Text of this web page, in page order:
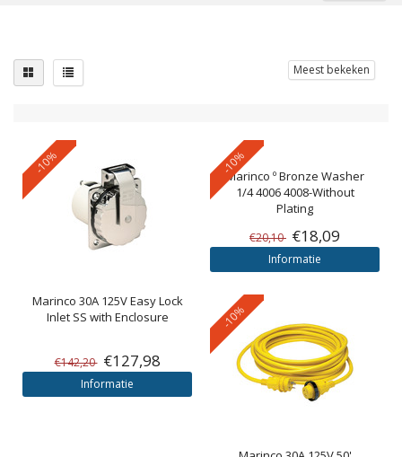
Meest bekeken
-10%
Marinco 30A 125V Easy Lock
Inlet SS with Enclosure
€142,20 €127,98
Informatie
-10%
Marinco º Bronze Washer
1/4 4006 4008-Without
Plating
€20,10 €18,09
Informatie
-10%